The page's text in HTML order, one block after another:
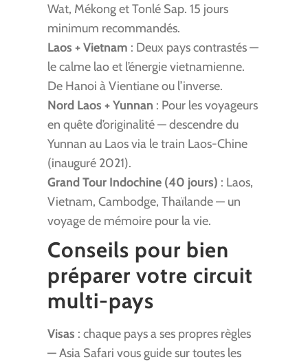
Wat, Mékong et Tonlé Sap. 15 jours
minimum recommandés.
Laos + Vietnam : Deux pays contrastés —
le calme lao et l’énergie vietnamienne.
De Hanoi à Vientiane ou l’inverse.
Nord Laos + Yunnan : Pour les voyageurs
en quête d’originalité — descendre du
Yunnan au Laos via le train Laos-Chine
(inauguré 2021).
Grand Tour Indochine (40 jours) : Laos,
Vietnam, Cambodge, Thaïlande — un
voyage de mémoire pour la vie.
Conseils pour bien
préparer votre circuit
multi-pays
Visas : chaque pays a ses propres règles
— Asia Safari vous guide sur toutes les